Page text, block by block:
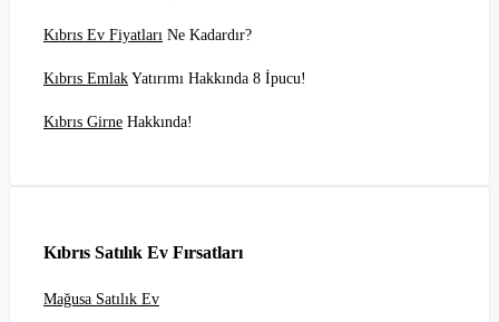
Kıbrıs Ev Fiyatları Ne Kadardır?
Kıbrıs Emlak Yatırımı Hakkında 8 İpucu!
Kıbrıs Girne Hakkında!
Kıbrıs Satılık Ev Fırsatları
Mağusa Satılık Ev